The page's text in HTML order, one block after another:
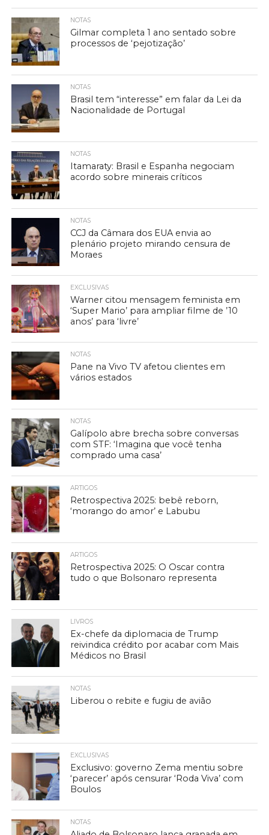
NOTAS
Gilmar completa 1 ano sentado sobre
processos de ‘pejotização’
NOTAS
Brasil tem “interesse” em falar da Lei da
Nacionalidade de Portugal
NOTAS
Itamaraty: Brasil e Espanha negociam
acordo sobre minerais críticos
NOTAS
CCJ da Câmara dos EUA envia ao
plenário projeto mirando censura de
Moraes
EXCLUSIVAS
Warner citou mensagem feminista em
‘Super Mario’ para ampliar filme de ’10
anos’ para ‘livre’
NOTAS
Pane na Vivo TV afetou clientes em
vários estados
NOTAS
Galípolo abre brecha sobre conversas
com STF: ‘Imagina que você tenha
comprado uma casa’
ARTIGOS
Retrospectiva 2025: bebê reborn,
‘morango do amor’ e Labubu
ARTIGOS
Retrospectiva 2025: O Oscar contra
tudo o que Bolsonaro representa
LIVROS
Ex-chefe da diplomacia de Trump
reivindica crédito por acabar com Mais
Médicos no Brasil
NOTAS
Liberou o rebite e fugiu de avião
EXCLUSIVAS
Exclusivo: governo Zema mentiu sobre
‘parecer’ após censurar ‘Roda Viva’ com
Boulos
NOTAS